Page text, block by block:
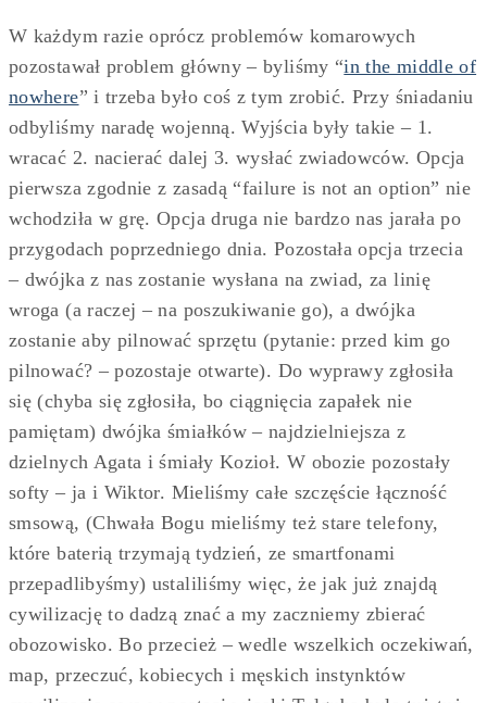
W każdym razie oprócz problemów komarowych
pozostawał problem główny – byliśmy “in the middle of
nowhere” i trzeba było coś z tym zrobić. Przy śniadaniu
odbyliśmy naradę wojenną. Wyjścia były takie – 1.
wracać 2. nacierać dalej 3. wysłać zwiadowców. Opcja
pierwsza zgodnie z zasadą “failure is not an option” nie
wchodziła w grę. Opcja druga nie bardzo nas jarała po
przygodach poprzedniego dnia. Pozostała opcja trzecia
– dwójka z nas zostanie wysłana na zwiad, za linię
wroga (a raczej – na poszukiwanie go), a dwójka
zostanie aby pilnować sprzętu (pytanie: przed kim go
pilnować? – pozostaje otwarte). Do wyprawy zgłosiła
się (chyba się zgłosiła, bo ciągnięcia zapałek nie
pamiętam) dwójka śmiałków – najdzielniejsza z
dzielnych Agata i śmiały Kozioł. W obozie pozostały
softy – ja i Wiktor. Mieliśmy całe szczęście łączność
smsową, (Chwała Bogu mieliśmy też stare telefony,
które baterią trzymają tydzień, ze smartfonami
przepadlibyśmy) ustaliliśmy więc, że jak już znajdą
cywilizację to dadzą znać a my zaczniemy zbierać
obozowisko. Bo przecież – wedle wszelkich oczekiwań,
map, przeczuć, kobiecych i męskich instynktów